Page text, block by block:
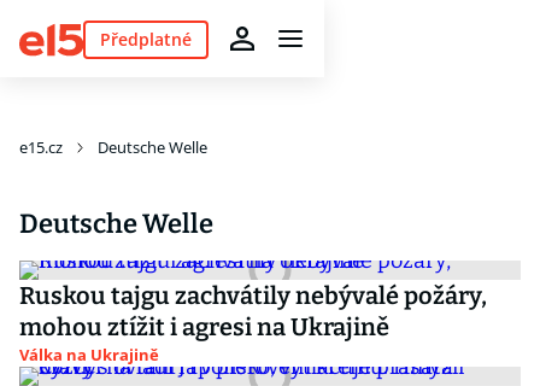
Předplatné
e15.cz Deutsche Welle
Deutsche Welle
Ruskou tajgu zachvátily nebývalé požáry,
mohou ztížit i agresi na Ukrajině
Válka na Ukrajině